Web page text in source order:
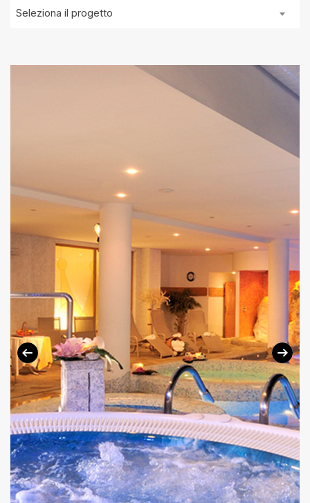
Seleziona il progetto